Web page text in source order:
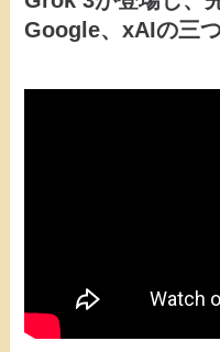
Google、xAIの三